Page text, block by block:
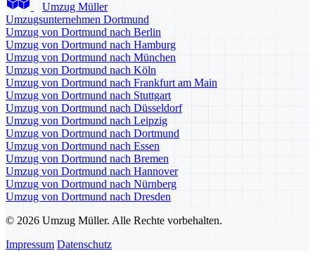
Umzug Müller
Umzugsunternehmen Dortmund
Umzug von Dortmund nach Berlin
Umzug von Dortmund nach Hamburg
Umzug von Dortmund nach München
Umzug von Dortmund nach Köln
Umzug von Dortmund nach Frankfurt am Main
Umzug von Dortmund nach Stuttgart
Umzug von Dortmund nach Düsseldorf
Umzug von Dortmund nach Leipzig
Umzug von Dortmund nach Dortmund
Umzug von Dortmund nach Essen
Umzug von Dortmund nach Bremen
Umzug von Dortmund nach Hannover
Umzug von Dortmund nach Nürnberg
Umzug von Dortmund nach Dresden
© 2026 Umzug Müller. Alle Rechte vorbehalten.
Impressum Datenschutz